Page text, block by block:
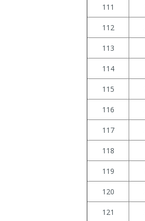
111
112
113
114
115
116
117
118
119
120
121